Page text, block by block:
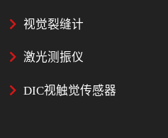
视觉裂缝计
激光测振仪
DIC视触觉传感器